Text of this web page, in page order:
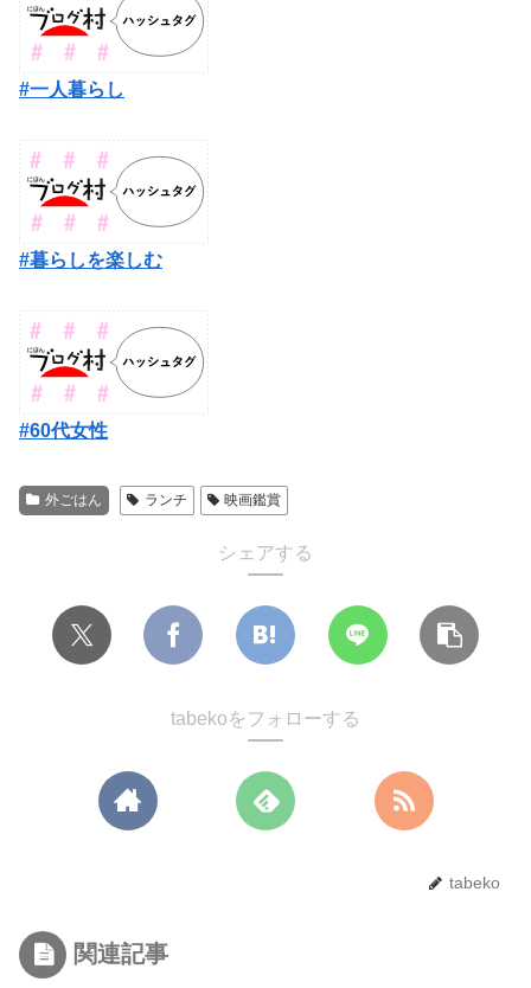
#一人暮らし
#暮らしを楽しむ
#60代女性
外ごはん ランチ 映画鑑賞
シェアする
tabekoをフォローする
tabeko
関連記事